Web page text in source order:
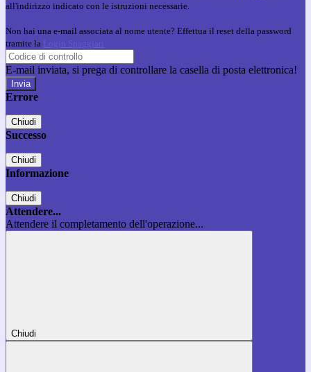
all'indirizzo indicato con le istruzioni necessarie.
Non hai una e-mail associata al nome utente? Effettua il reset della password
tramite la Login Spaggiari
E-mail inviata, si prega di controllare la casella di posta elettronica!
Errore
Chiudi
Successo
Chiudi
Informazione
Chiudi
Attendere...
Attendere il completamento dell'operazione...
Chiudi